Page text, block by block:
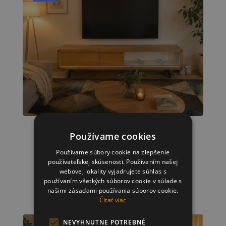
TV stolík MATERA – 200
cm
1800,00€Original
price
was:
1800,00 €.
1390,00€Current
price
1390,00 €.
Používame cookies
Používame súbory cookie na zlepšenie
používateľskej skúsenosti. Používaním našej
webovej lokality vyjadrujete súhlas s
používaním všetkých súborov cookie v súlade s
našimi zásadami používania súborov cookie.
Čítať viac
NEVYHNUTNE POTREBNÉ